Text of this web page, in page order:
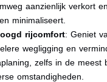
aanzienlijk verkort
minimaliseert.
rijcomfort: Geniet
wegligging en
zelfs in de meest
omstandigheden.